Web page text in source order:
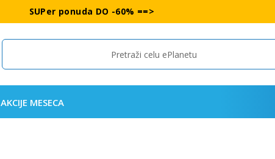
SUPer ponuda DO -60% ==>
Search
AKCIJE MESECA